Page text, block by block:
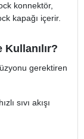
konnektör,
kapağı içerir.
gerektiren
sıvı akışı